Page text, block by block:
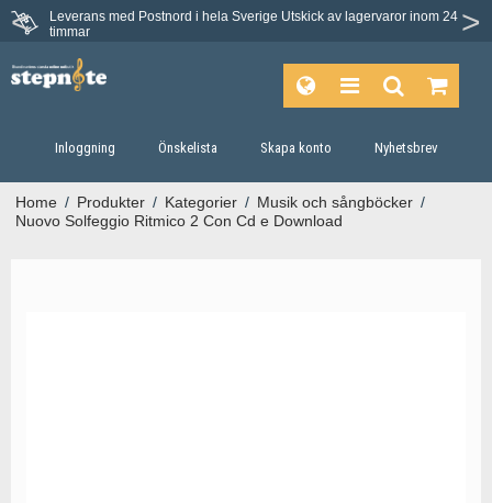
Leverans med Postnord i hela Sverige Utskick av lagervaror inom 24
timmar
Inloggning Önskelista Skapa konto Nyhetsbrev
Home / Produkter / Kategorier / Musik och sångböcker /
Nuovo Solfeggio Ritmico 2 Con Cd e Download